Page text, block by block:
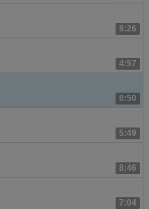
8:26
4:57
8:50
5:49
8:46
7:04